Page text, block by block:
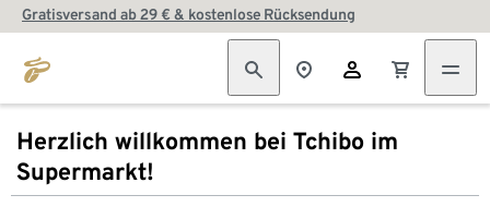
Gratisversand ab 29 € & kostenlose Rücksendung
Herzlich willkommen bei Tchibo im
Supermarkt!